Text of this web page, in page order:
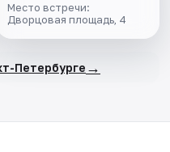
Место встречи:
Дворцовая площадь, 4
Петербурге →